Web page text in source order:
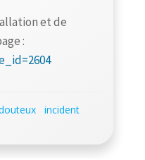
et de
:
incident